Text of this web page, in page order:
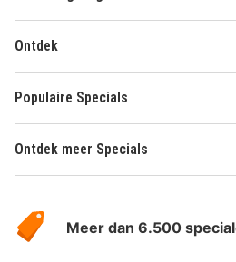
Ontdek
Populaire Specials
Ontdek meer Specials
HotelSpecials
Meer dan 6.500